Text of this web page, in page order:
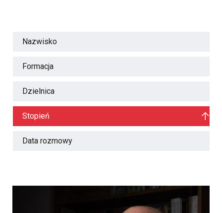
Nazwisko
Formacja
Dzielnica
Stopień
Data rozmowy